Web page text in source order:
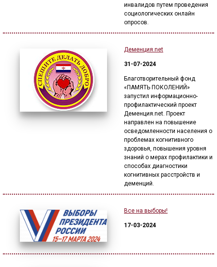
инвалидов путем проведения
социологических онлайн
опросов.
Деменция.net
31-07-2024
Благотворительный фонд
«ПАМЯТЬ ПОКОЛЕНИЙ»
запустил информационно-
профилактический проект
Деменция.net. Проект
направлен на повышение
осведомленности населения о
проблемах когнитивного
здоровья, повышения уровня
знаний о мерах профилактики и
способах диагностики
когнитивных расстройств и
деменций.
Все на выборы!
17-03-2024